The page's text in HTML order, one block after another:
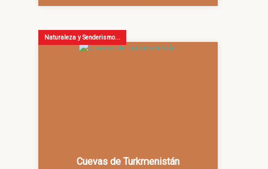
Naturaleza y Senderismo...
Cuevas de Turkmenistán